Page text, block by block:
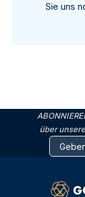
Sie uns
über